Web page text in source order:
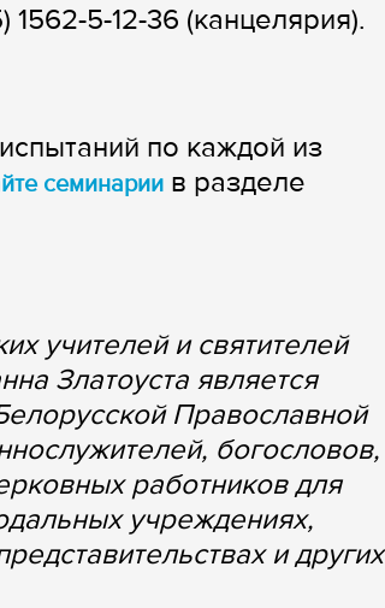
1562-5-12-36 (канцелярия).
по каждой из
семинарии в разделе
учителей и святителей
Златоуста является
Православной
богословов,
работников для
учреждениях,
и других